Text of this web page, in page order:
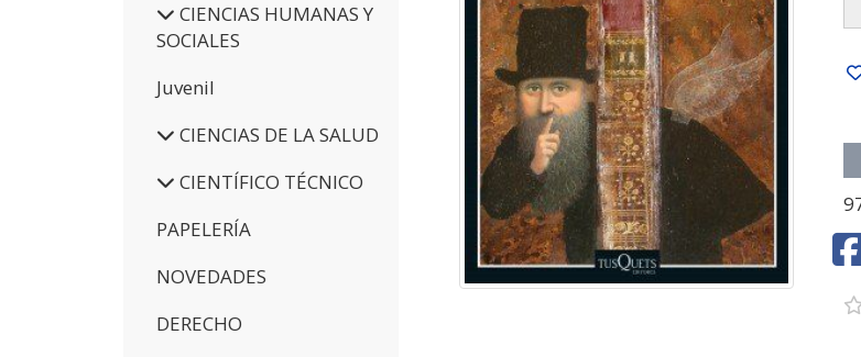
CIENCIAS HUMANAS Y
SOCIALES
Juvenil
CIENCIAS DE LA SALUD
CIENTÍFICO TÉCNICO
PAPELERÍA
NOVEDADES
DERECHO